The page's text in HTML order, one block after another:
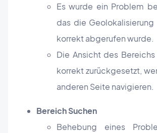
Es wurde ein Problem
das die Geolokalisierung
korrekt abgerufen wurde.
Die Ansicht des
korrekt zurückgesetzt,
anderen Seite navigieren.
Bereich Suchen
Behebung eines